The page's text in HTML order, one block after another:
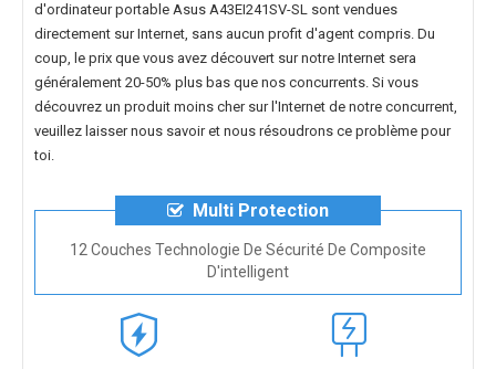
d'ordinateur portable Asus A43EI241SV-SL sont vendues
directement sur Internet, sans aucun profit d'agent compris. Du
coup, le prix que vous avez découvert sur notre Internet sera
généralement 20-50% plus bas que nos concurrents. Si vous
découvrez un produit moins cher sur l'Internet de notre concurrent,
veuillez laisser nous savoir et nous résoudrons ce problème pour
toi.
Multi Protection
12 Couches Technologie De Sécurité De Composite
D'intelligent